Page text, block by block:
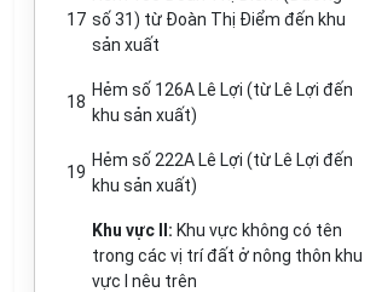
17 số 31) từ Đoàn Thị Điểm đến khu
sản xuất
18
Hẻm số 126A Lê Lợi (từ Lê Lợi đến
khu sản xuất)
19
Hẻm số 222A Lê Lợi (từ Lê Lợi đến
khu sản xuất)
Khu vực II: Khu vực không có tên
trong các vị trí đất ở nông thôn khu
vực I nêu trên